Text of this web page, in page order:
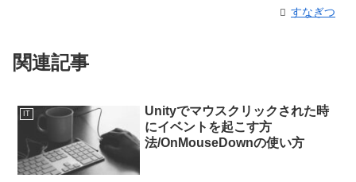
すなぎつ
関連記事
IT
Unityでマウスクリックされた時
にイベントを起こす方
法/OnMouseDownの使い方